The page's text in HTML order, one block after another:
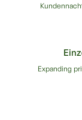
Expanding